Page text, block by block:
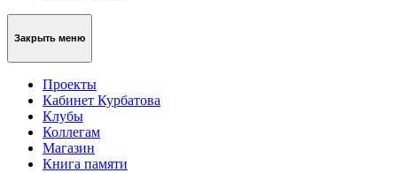
Закрыть меню
Проекты
Кабинет Курбатова
Клубы
Коллегам
Магазин
Книга памяти